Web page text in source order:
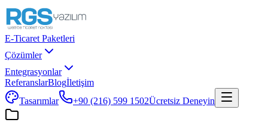
E-Ticaret Paketleri
Çözümler
Entegrasyonlar
ReferanslarBlogİletişim
Tasarımlar
+90 (216) 599 1502Ücretsiz Deneyin